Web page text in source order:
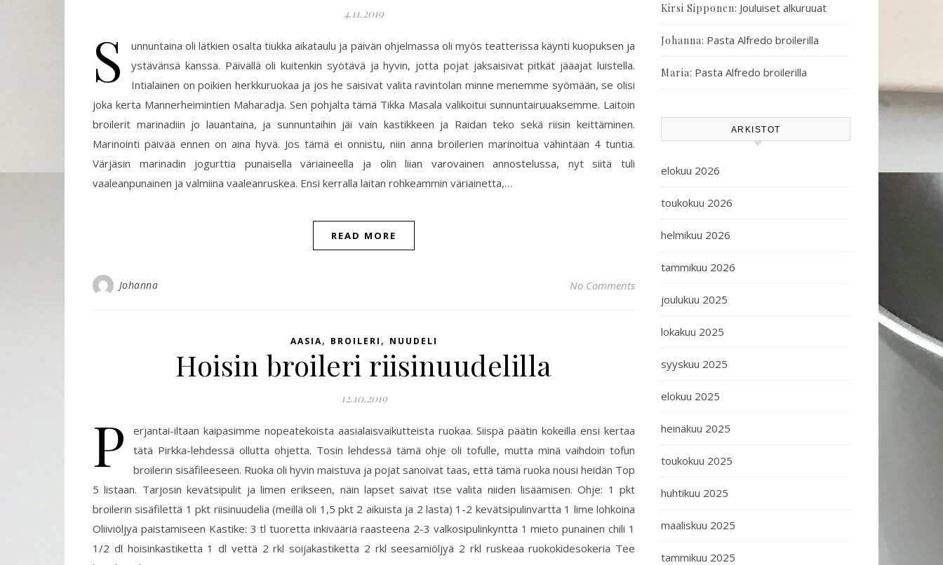
4.11.2019
S
unnuntaina oli lätkien osalta tiukka aikataulu ja päivän ohjelmassa oli myös teatterissa käynti kuopuksen ja
ystävänsä kanssa. Päivällä oli kuitenkin syötävä ja hyvin, jotta pojat jaksaisivat pitkät jääajat luistella.
Intialainen on poikien herkkuruokaa ja jos he saisivat valita ravintolan minne menemme syömään, se olisi
joka kerta Mannerheimintien Maharadja. Sen pohjalta tämä Tikka Masala valikoitui sunnuntairuuaksemme. Laitoin
broilerit marinadiin jo lauantaina, ja sunnuntaihin jäi vain kastikkeen ja Raidan teko sekä riisin keittäminen.
Marinointi päivää ennen on aina hyvä. Jos tämä ei onnistu, niin anna broilerien marinoitua vähintään 4 tuntia.
Värjäsin marinadin jogurttia punaisella väriaineella ja olin liian varovainen annostelussa, nyt siitä tuli
vaaleanpunainen ja valmiina vaaleanruskea. Ensi kerralla laitan rohkeammin väriainetta,…
READ MORE
Johanna No Comments
AASIA, BROILERI , NUUDELI
Hoisin broileri riisinuudelilla
12.10.2019
P
erjantai-iltaan kaipasimme nopeatekoista aasialaisvaikutteista ruokaa. Siispä päätin kokeilla ensi kertaa
tätä Pirkka-lehdessä ollutta ohjetta. Tosin lehdessä tämä ohje oli tofulle, mutta minä vaihdoin tofun
broilerin sisäfileeseen. Ruoka oli hyvin maistuva ja pojat sanoivat taas, että tämä ruoka nousi heidän Top
5 listaan. Tarjosin kevätsipulit ja limen erikseen, näin lapset saivat itse valita niiden lisäämisen. Ohje: 1 pkt
broilerin sisäfilettä 1 pkt riisinuudelia (meillä oli 1,5 pkt 2 aikuista ja 2 lasta) 1-2 kevätsipulinvartta 1 lime lohkoina
Oliiviöljyä paistamiseen Kastike: 3 tl tuoretta inkivääriä raasteena 2-3 valkosipulinkynttä 1 mieto punainen chili 1
1/2 dl hoisinkastiketta 1 dl vettä 2 rkl soijakastiketta 2 rkl seesamiöljyä 2 rkl ruskeaa ruokokidesokeria Tee
Kirsi Sipponen: Jouluiset alkuruuat
Johanna: Pasta Alfredo broilerilla
Maria: Pasta Alfredo broilerilla
ARKISTOT
elokuu 2026
toukokuu 2026
helmikuu 2026
tammikuu 2026
joulukuu 2025
lokakuu 2025
syyskuu 2025
elokuu 2025
heinäkuu 2025
toukokuu 2025
huhtikuu 2025
maaliskuu 2025
tammikuu 2025